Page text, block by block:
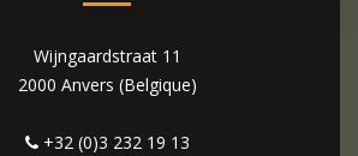
Wijngaardstraat 11
2000 Anvers (Belgique)
+32 (0)3 232 19 13